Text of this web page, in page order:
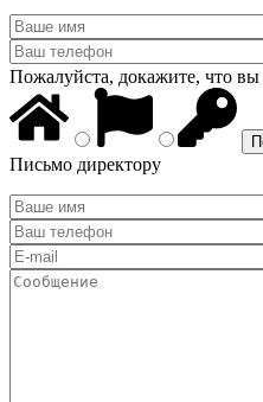
Пожалуйста, докажите, что вы
Письмо директору